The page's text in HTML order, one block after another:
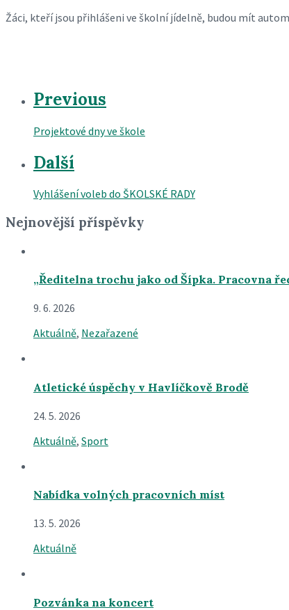
Žáci, kteří jsou přihlášeni ve školní jídelně, budou mít
Previous
Projektové dny ve škole
Další
Vyhlášení voleb do ŠKOLSKÉ RADY
Nejnovější příspěvky
„Ředitelna trochu jako od Šípka. Pracovna
9. 6. 2026
Aktuálně, Nezařazené
Atletické úspěchy v Havlíčkově Brodě
24. 5. 2026
Aktuálně, Sport
Nabídka volných pracovních míst
13. 5. 2026
Aktuálně
Pozvánka na koncert